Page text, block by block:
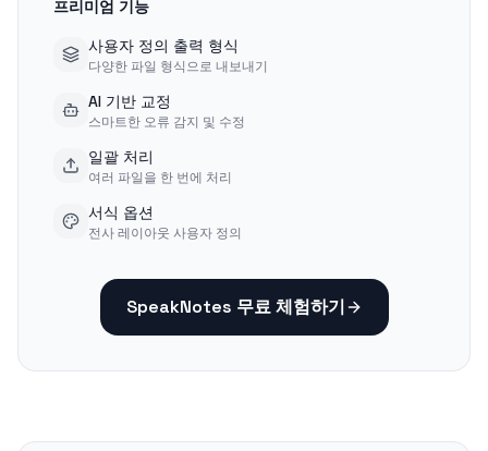
프리미엄 기능
사용자 정의 출력 형식
다양한 파일 형식으로 내보내기
AI 기반 교정
스마트한 오류 감지 및 수정
일괄 처리
여러 파일을 한 번에 처리
서식 옵션
전사 레이아웃 사용자 정의
SpeakNotes 무료 체험하기